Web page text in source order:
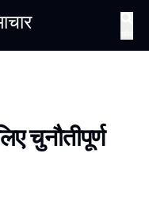
चुनौतीपूर्ण